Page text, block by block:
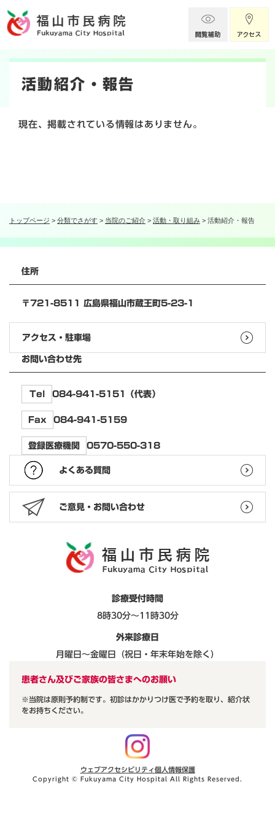
ジ
トップページ > 分類でさがす > 当院のご紹介 > 活動・取り組み > 活動紹介・報告
本
活動紹介・報告
現在、掲載されている情報はありません。
住所
〒721-8511 広島県福山市蔵王町5-23-1
アクセス・駐車場
お問い合わせ先
Tel 084-941-5151（代表）
Fax 084-941-5159
登録医療機関 0570-550-318
よくある質問
ご意見・お問い合わせ
診療受付時間
8時30分～11時30分
外来診療日
月曜日～金曜日（祝日・年末年始を除く）
患者さん及びご家族の皆さまへのお願い
※当院は原則予約制です。初診はかかりつけ医で予約を取り、紹介状
をお持ちください。
ウェブアクセシビリティ個人情報保護
Copyright © Fukuyama City Hospital All Rights Reserved.